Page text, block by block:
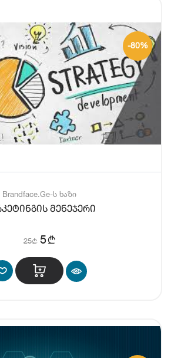
-80%
Brandface.Ge-ს ხაზი
მენეჯერი
25b 5b